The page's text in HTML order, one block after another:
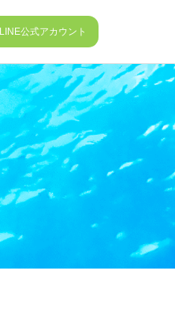
LINE公式アカウント